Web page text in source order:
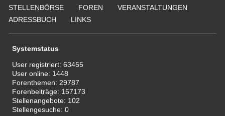
STELLENBÖRSE
FOREN
VERANSTALTUNGEN
ADRESSBUCH
LINKS
Systemstatus
User registriert:63455
User online: 1448
Forenthemen: 29787
Forenbeiträge: 157173
Stellenangebote: 102
Stellengesuche:0